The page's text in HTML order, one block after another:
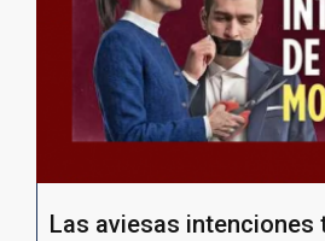
Las aviesas intenciones